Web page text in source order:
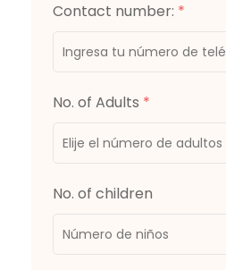
Contact number: *
No. of Adults *
No. of children